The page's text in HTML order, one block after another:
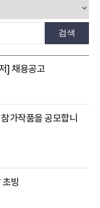
검색
] 채용공고
가작품을 공모합니
빙